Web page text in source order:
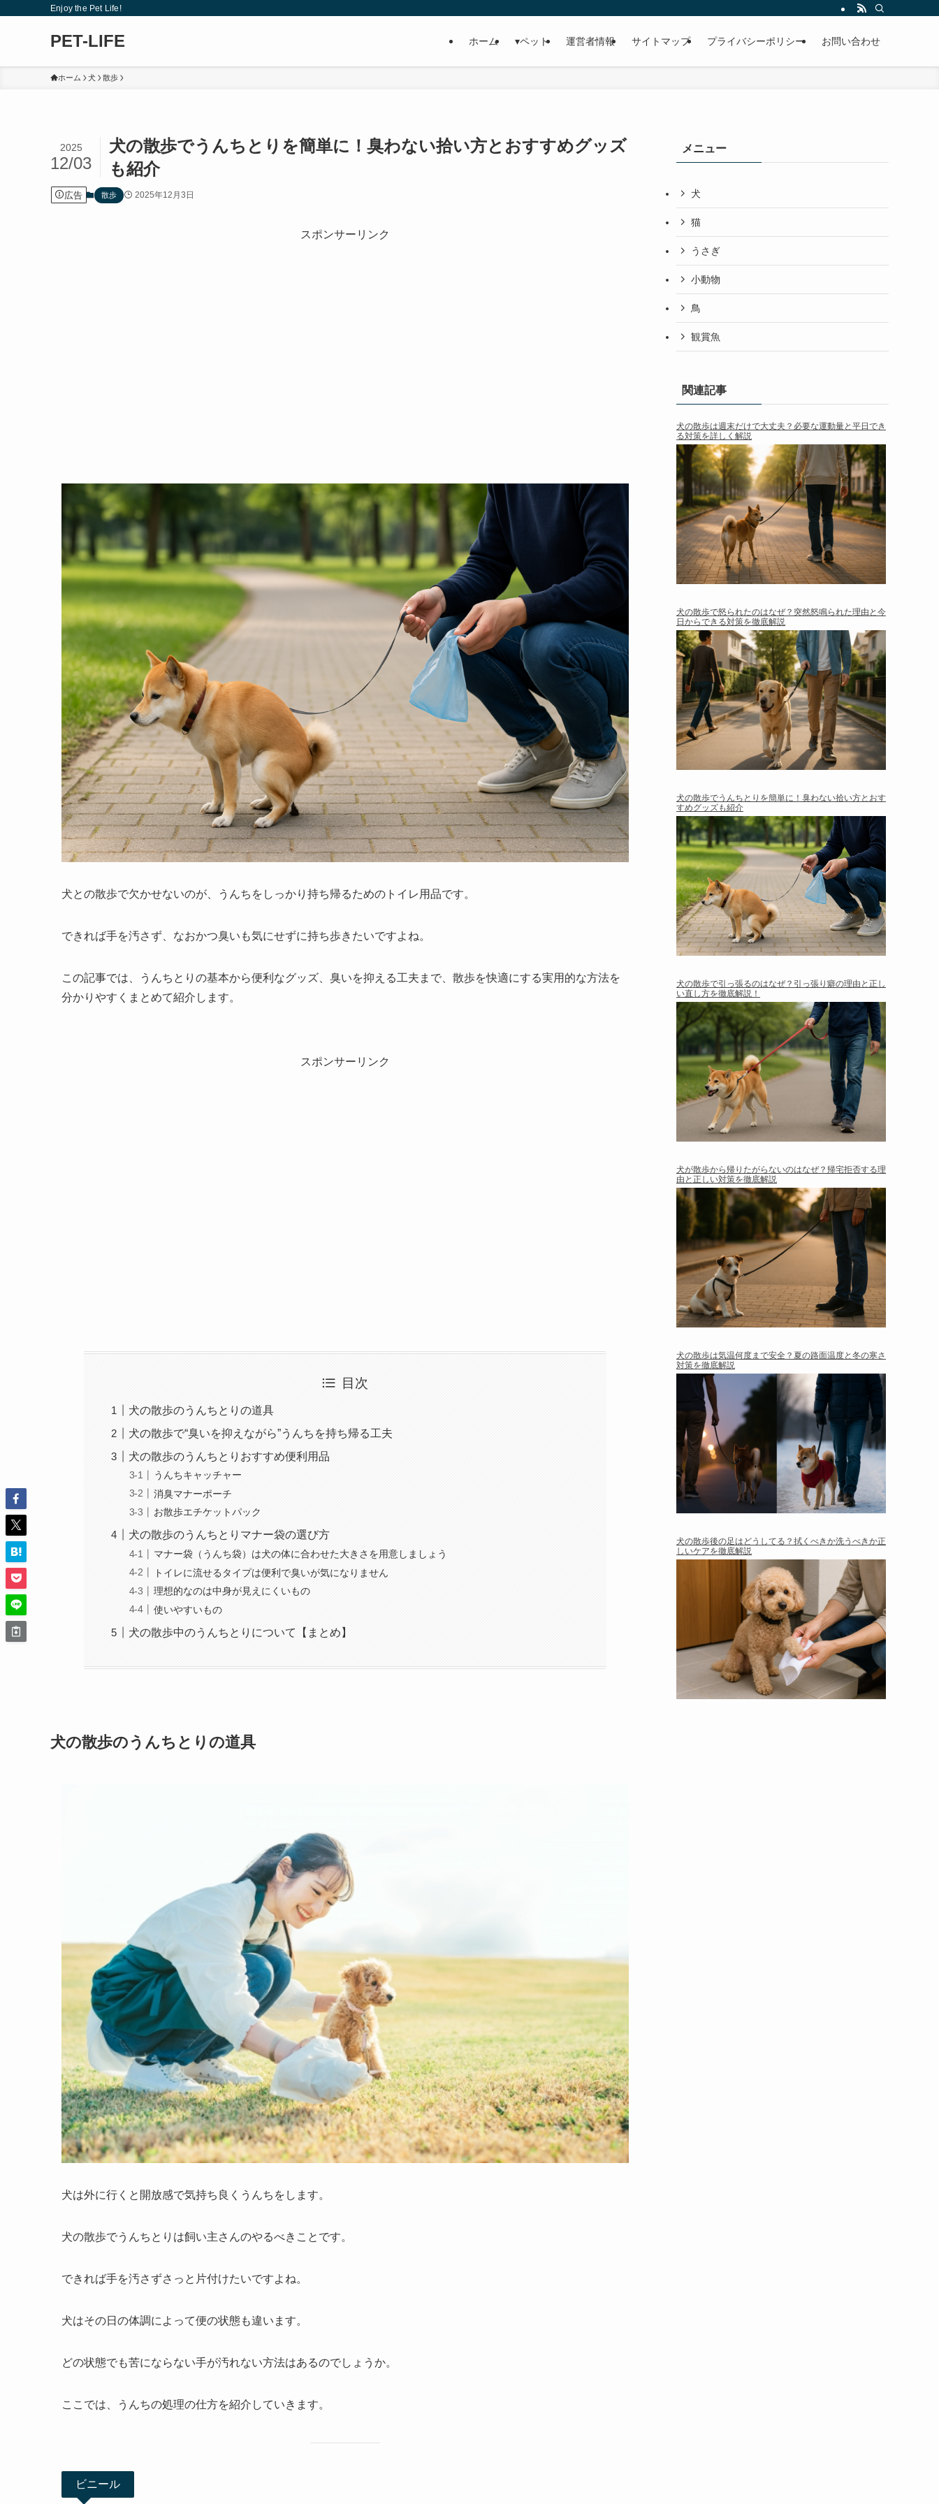
Enjoy the Pet Life!
PET-LIFE ホーム ▾ペット 運営者情報 サイトマップ プライバシーポリシー お問い合わせ
ホーム 犬 散歩
犬の散歩でうんちとりを簡単に！臭わない拾い方とおすすめグッズ
も紹介
2025
12/03
広告 散歩 2025年12月3日
スポンサーリンク
犬との散歩で欠かせないのが、うんちをしっかり持ち帰るためのトイレ用品です。
できれば手を汚さず、なおかつ臭いも気にせずに持ち歩きたいですよね。
この記事では、うんちとりの基本から便利なグッズ、臭いを抑える工夫まで、散歩を快適にする実用的な方法を
分かりやすくまとめて紹介します。
スポンサーリンク
目次
犬の散歩のうんちとりの道具
犬の散歩で“臭いを抑えながら”うんちを持ち帰る工夫
犬の散歩のうんちとりおすすめ便利用品
うんちキャッチャー
消臭マナーポーチ
お散歩エチケットパック
犬の散歩のうんちとりマナー袋の選び方
マナー袋（うんち袋）は犬の体に合わせた大きさを用意しましょう
トイレに流せるタイプは便利で臭いが気になりません
理想的なのは中身が見えにくいもの
使いやすいもの
犬の散歩中のうんちとりについて【まとめ】
犬の散歩のうんちとりの道具
犬は外に行くと開放感で気持ち良くうんちをします。
犬の散歩でうんちとりは飼い主さんのやるべきことです。
できれば手を汚さずさっと片付けたいですよね。
犬はその日の体調によって便の状態も違います。
どの状態でも苦にならない手が汚れない方法はあるのでしょうか。
ここでは、うんちの処理の仕方を紹介していきます。
ビニール
メニュー
犬
猫
うさぎ
小動物
鳥
観賞魚
関連記事
犬の散歩は週末だけで大丈夫？必要な運動量と平日でき
る対策を詳しく解説
犬の散歩で怒られたのはなぜ？突然怒鳴られた理由と今
日からできる対策を徹底解説
犬の散歩でうんちとりを簡単に！臭わない拾い方とおす
すめグッズも紹介
犬の散歩で引っ張るのはなぜ？引っ張り癖の理由と正し
い直し方を徹底解説！
犬が散歩から帰りたがらないのはなぜ？帰宅拒否する理
由と正しい対策を徹底解説
犬の散歩は気温何度まで安全？夏の路面温度と冬の寒さ
対策を徹底解説
犬の散歩後の足はどうしてる？拭くべきか洗うべきか正
しいケアを徹底解説